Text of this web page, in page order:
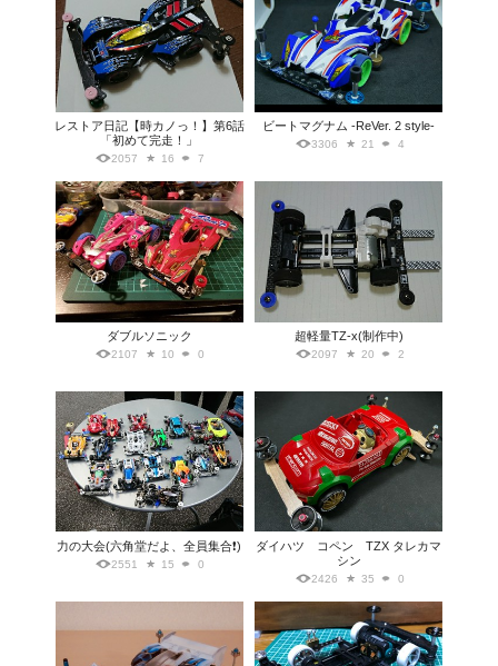
レストア日記【時カノっ！】第6話
「初めて完走！」
2057 16 7
ビートマグナム -ReVer. 2 style-
3306 21 4
ダブルソニック
2107 10 0
超軽量TZ-x(制作中)
2097 20 2
力の大会(六角堂だよ、全員集合❗)
2551 15 0
ダイハツ コペン TZX タレカマ
シン
2426 35 0